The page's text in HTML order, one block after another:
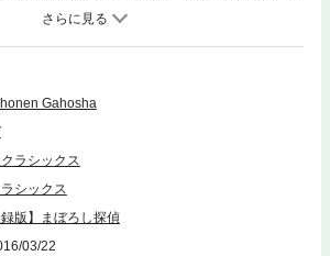
と、銃で撃たれ重傷の丸の外警察署署長の角田が
そして父の富士警部と丸の外警察署に行くと、な
…!?
Gahosha
ラシックス
シックス
録版】まぼろし探偵
03/22